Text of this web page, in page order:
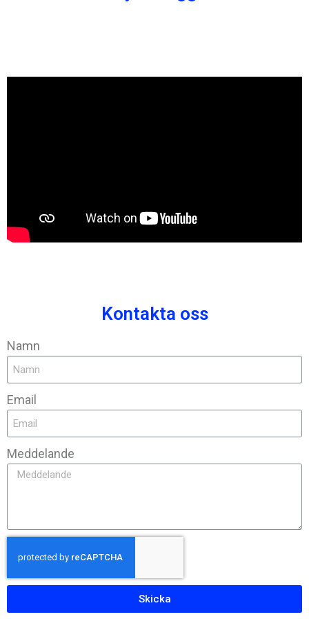
Kontakta oss
Namn
Email
Meddelande
Skicka